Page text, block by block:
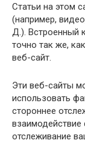
Статьи на этом
(например,
Д.). Встроенный
точно так же,
веб-сайт.
Эти веб-сайты
использовать
стороннее
взаимодействие
отслеживание